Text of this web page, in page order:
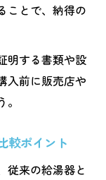
ことで、納得の
明する書類や設
入前に販売店や
較ポイント
従来の給湯器と